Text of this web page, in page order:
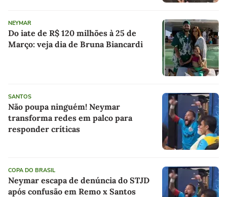
NEYMAR
Do iate de R$ 120 milhões à 25 de
Março: veja dia de Bruna Biancardi
SANTOS
Não poupa ninguém! Neymar
transforma redes em palco para
responder críticas
COPA DO BRASIL
Neymar escapa de denúncia do STJD
após confusão em Remo x Santos